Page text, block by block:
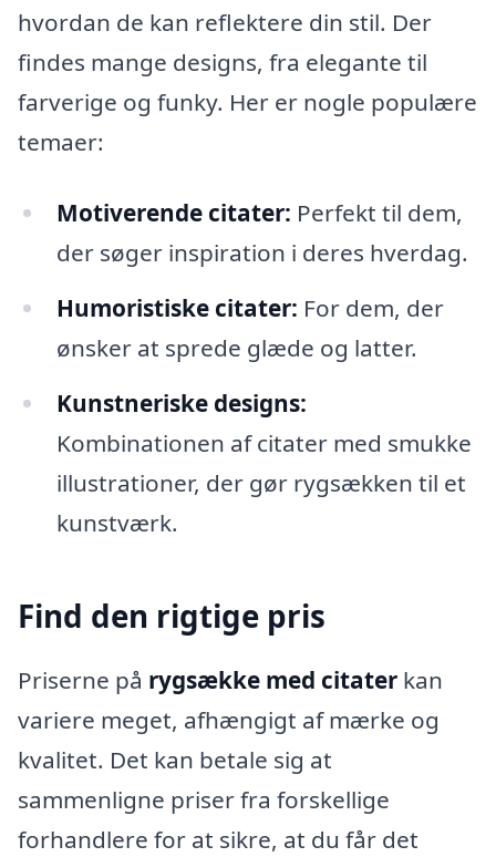
hvordan de kan reflektere din stil. Der
findes mange designs, fra elegante til
farverige og funky. Her er nogle populære
temaer:
Motiverende citater: Perfekt til dem,
der søger inspiration i deres hverdag.
Humoristiske citater: For dem, der
ønsker at sprede glæde og latter.
Kunstneriske designs:
Kombinationen af citater med smukke
illustrationer, der gør rygsækken til et
kunstværk.
Find den rigtige pris
Priserne på rygsække med citater kan
variere meget, afhængigt af mærke og
kvalitet. Det kan betale sig at
sammenligne priser fra forskellige
forhandlere for at sikre, at du får det